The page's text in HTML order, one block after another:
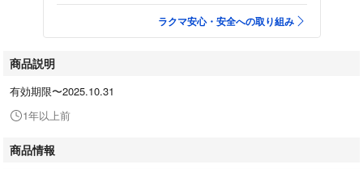
ラクマ安心・安全への取り組み
商品説明
有効期限〜2025.10.31
1年以上前
商品情報